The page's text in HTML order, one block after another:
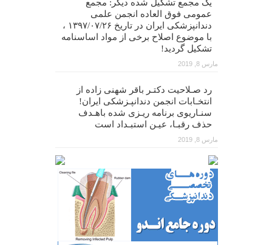
یک مجمع تشکیل شده دیگر: مجمع
عمومی فوق العاده انجمن علمی
دندانپزشکی ایران در تاریخ ۱۳۹۷/۰۷/۲۶ ،
با موضوع اصلاح برخی از مواد اساسنامه
تشکیل گردید!
مارس 8, 2019
رد صـلاحیت دکتـر باقر شهنی زاده از
انتخـابات انجمن دندانپـزشکی ایران!
سنـاریوی برنامه ریـزی شده باهـدف
حذف رقبـا، عیـن استبـداد است
مارس 8, 2019